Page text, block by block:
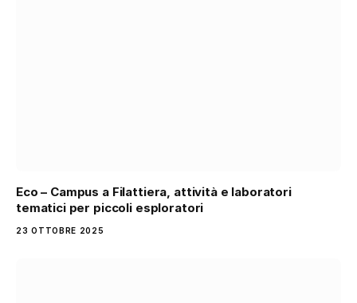
Eco – Campus a Filattiera, attività e laboratori
tematici per piccoli esploratori
23 OTTOBRE 2025